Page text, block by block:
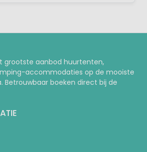
grootste aanbod huurtenten,
accommodaties op de mooiste
Betrouwbaar boeken direct bij de